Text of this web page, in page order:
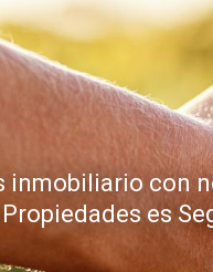
con
es